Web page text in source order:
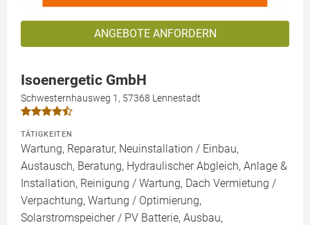
ANGEBOTE ANFORDERN
Isoenergetic GmbH
Schwesternhausweg 1, 57368 Lennestadt
TÄTIGKEITEN
Wartung, Reparatur, Neuinstallation / Einbau,
Austausch, Beratung, Hydraulischer Abgleich, Anlage &
Installation, Reinigung / Wartung, Dach Vermietung /
Verpachtung, Wartung / Optimierung,
Solarstromspeicher / PV Batterie, Ausbau,